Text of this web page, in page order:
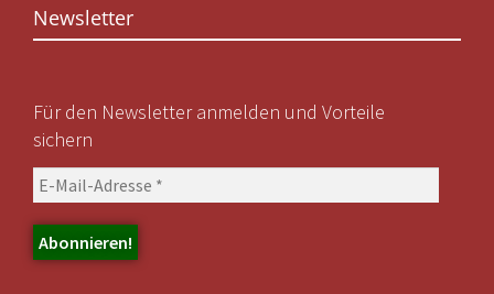
Newsletter
Für den Newsletter anmelden und Vorteile
sichern